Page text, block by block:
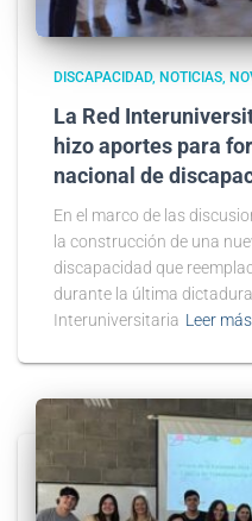
DISCAPACIDAD NOTICIAS
La Red
hizo aportes para
nacional de
En el marco de las
la construcción de una
discapacidad que
durante la última dictadura
Interuniversitaria Leer más